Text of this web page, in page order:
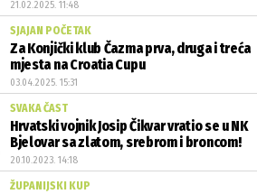
21.02.2025. 11:48
SJAJAN POČETAK
Za Konjički klub Čazma prva, druga i treća
mjesta na Croatia Cupu
03.04.2025. 15:31
SVAKA ČAST
Hrvatski vojnik Josip Čikvar vratio se u NK
Bjelovar sa zlatom, srebrom i broncom!
20.10.2023. 14:18
ŽUPANIJSKI KUP